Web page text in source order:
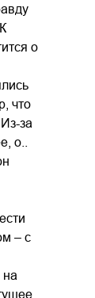
о
что
за
о..
– с
на